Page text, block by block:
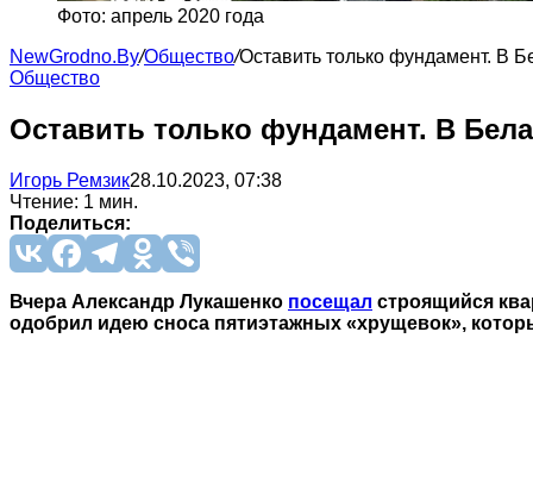
Фото: апрель 2020 года
NewGrodno.By/Общество/Оставить только фундамент. В
Общество
Оставить только фундамент. В
Игорь Ремзик28.10.2023, 07:38
Чтение: 1 мин.
Поделиться:
Вчера Александр Лукашенко посещал строящийся
одобрил идею сноса пятиэтажных «хрущевок»,